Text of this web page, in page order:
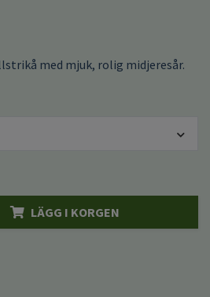
med mjuk, rolig midjeresår.
LÄGG I KORGEN